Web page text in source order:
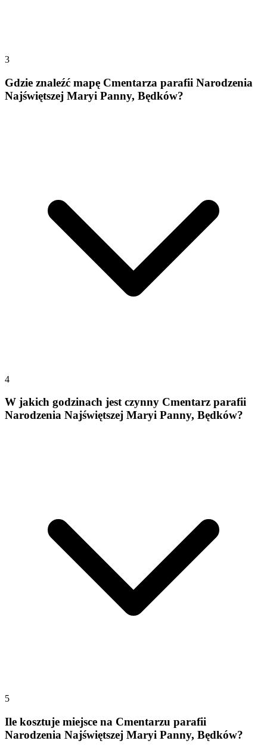
3
Gdzie znaleźć mapę Cmentarza parafii Narodzenia
Najświętszej Maryi Panny, Będków?
4
W jakich godzinach jest czynny Cmentarz parafii
Narodzenia Najświętszej Maryi Panny, Będków?
5
Ile kosztuje miejsce na Cmentarzu parafii
Narodzenia Najświętszej Maryi Panny, Będków?